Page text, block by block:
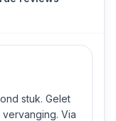
stuk. Gelet
Via